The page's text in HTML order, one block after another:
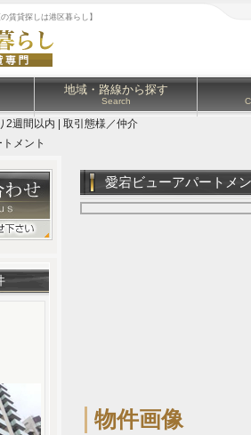
賃貸探しは港区暮らし】
地域・路線から探す
Search
週間以内 | 取引態様／仲介
メント
愛宕ビューアパートメ
物件画像